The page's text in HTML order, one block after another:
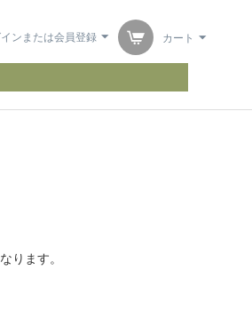
ンまたは会員登録 カート
ります。